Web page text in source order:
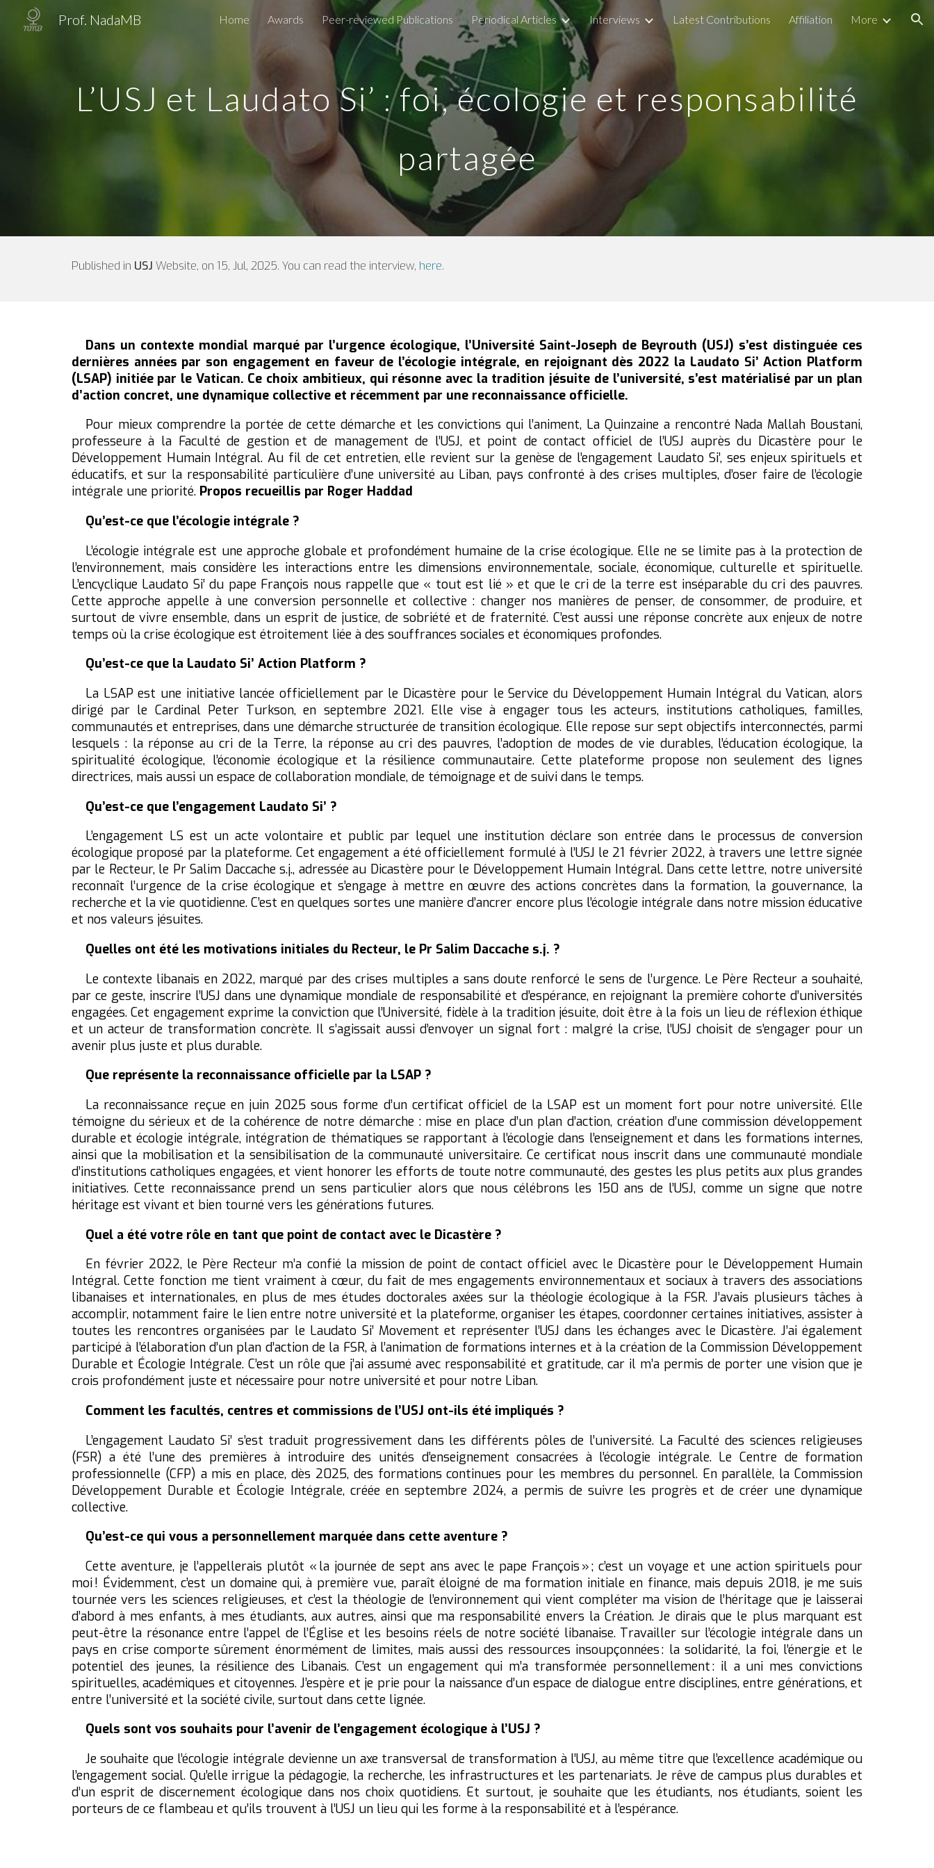
Skip to main content Skip to navigation
Prof. NadaMB Home Awards Peer-reviewed Publications Periodical Articles Interviews Latest Contributions Affiliation More
L’USJ et Laudato Si’ : foi, écologie et responsabilité
partagée
Published in USJ Website, on 15, Jul, 2025. You can read the interview, here.
Dans un contexte mondial marqué par l’urgence écologique, l’Université Saint-Joseph de Beyrouth (USJ) s’est distinguée ces
dernières années par son engagement en faveur de l’écologie intégrale, en rejoignant dès 2022 la Laudato Si’ Action Platform
(LSAP) initiée par le Vatican. Ce choix ambitieux, qui résonne avec la tradition jésuite de l’université, s’est matérialisé par un plan
d’action concret, une dynamique collective et récemment par une reconnaissance officielle.
Pour mieux comprendre la portée de cette démarche et les convictions qui l’animent, La Quinzaine a rencontré Nada Mallah Boustani,
professeure à la Faculté de gestion et de management de l’USJ, et point de contact officiel de l’USJ auprès du Dicastère pour le
Développement Humain Intégral. Au fil de cet entretien, elle revient sur la genèse de l’engagement Laudato Si’, ses enjeux spirituels et
éducatifs, et sur la responsabilité particulière d’une université au Liban, pays confronté à des crises multiples, d’oser faire de l’écologie
intégrale une priorité. Propos recueillis par Roger Haddad
Qu’est-ce que l’écologie intégrale ?
L’écologie intégrale est une approche globale et profondément humaine de la crise écologique. Elle ne se limite pas à la protection de
l’environnement, mais considère les interactions entre les dimensions environnementale, sociale, économique, culturelle et spirituelle.
L’encyclique Laudato Si’ du pape François nous rappelle que « tout est lié » et que le cri de la terre est inséparable du cri des pauvres.
Cette approche appelle à une conversion personnelle et collective : changer nos manières de penser, de consommer, de produire, et
surtout de vivre ensemble, dans un esprit de justice, de sobriété et de fraternité. C’est aussi une réponse concrète aux enjeux de notre
temps où la crise écologique est étroitement liée à des souffrances sociales et économiques profondes.
Qu’est-ce que la Laudato Si’ Action Platform ?
La LSAP est une initiative lancée officiellement par le Dicastère pour le Service du Développement Humain Intégral du Vatican, alors
dirigé par le Cardinal Peter Turkson, en septembre 2021. Elle vise à engager tous les acteurs, institutions catholiques, familles,
communautés et entreprises, dans une démarche structurée de transition écologique. Elle repose sur sept objectifs interconnectés, parmi
lesquels : la réponse au cri de la Terre, la réponse au cri des pauvres, l’adoption de modes de vie durables, l’éducation écologique, la
spiritualité écologique, l’économie écologique et la résilience communautaire. Cette plateforme propose non seulement des lignes
directrices, mais aussi un espace de collaboration mondiale, de témoignage et de suivi dans le temps.
Qu’est-ce que l’engagement Laudato Si’ ?
L’engagement LS est un acte volontaire et public par lequel une institution déclare son entrée dans le processus de conversion
écologique proposé par la plateforme. Cet engagement a été officiellement formulé à l’USJ le 21 février 2022, à travers une lettre signée
par le Recteur, le Pr Salim Daccache s.j., adressée au Dicastère pour le Développement Humain Intégral. Dans cette lettre, notre université
reconnaît l’urgence de la crise écologique et s’engage à mettre en œuvre des actions concrètes dans la formation, la gouvernance, la
recherche et la vie quotidienne. C’est en quelques sortes une manière d’ancrer encore plus l’écologie intégrale dans notre mission éducative
et nos valeurs jésuites.
Quelles ont été les motivations initiales du Recteur, le Pr Salim Daccache s.j. ?
Le contexte libanais en 2022, marqué par des crises multiples a sans doute renforcé le sens de l’urgence. Le Père Recteur a souhaité,
par ce geste, inscrire l’USJ dans une dynamique mondiale de responsabilité et d’espérance, en rejoignant la première cohorte d’universités
engagées. Cet engagement exprime la conviction que l’Université, fidèle à la tradition jésuite, doit être à la fois un lieu de réflexion éthique
et un acteur de transformation concrète. Il s’agissait aussi d’envoyer un signal fort : malgré la crise, l’USJ choisit de s’engager pour un
avenir plus juste et plus durable.
Que représente la reconnaissance officielle par la LSAP ?
La reconnaissance reçue en juin 2025 sous forme d’un certificat officiel de la LSAP est un moment fort pour notre université. Elle
témoigne du sérieux et de la cohérence de notre démarche : mise en place d’un plan d’action, création d’une commission développement
durable et écologie intégrale, intégration de thématiques se rapportant à l’écologie dans l’enseignement et dans les formations internes,
ainsi que la mobilisation et la sensibilisation de la communauté universitaire. Ce certificat nous inscrit dans une communauté mondiale
d’institutions catholiques engagées, et vient honorer les efforts de toute notre communauté, des gestes les plus petits aux plus grandes
initiatives. Cette reconnaissance prend un sens particulier alors que nous célébrons les 150 ans de l’USJ, comme un signe que notre
héritage est vivant et bien tourné vers les générations futures.
Quel a été votre rôle en tant que point de contact avec le Dicastère ?
En février 2022, le Père Recteur m’a confié la mission de point de contact officiel avec le Dicastère pour le Développement Humain
Intégral. Cette fonction me tient vraiment à cœur, du fait de mes engagements environnementaux et sociaux à travers des associations
libanaises et internationales, en plus de mes études doctorales axées sur la théologie écologique à la FSR. J’avais plusieurs tâches à
accomplir, notamment faire le lien entre notre université et la plateforme, organiser les étapes, coordonner certaines initiatives, assister à
toutes les rencontres organisées par le Laudato Si’ Movement et représenter l’USJ dans les échanges avec le Dicastère. J’ai également
participé à l’élaboration d’un plan d’action de la FSR, à l’animation de formations internes et à la création de la Commission Développement
Durable et Écologie Intégrale. C’est un rôle que j’ai assumé avec responsabilité et gratitude, car il m’a permis de porter une vision que je
crois profondément juste et nécessaire pour notre université et pour notre Liban.
Comment les facultés, centres et commissions de l’USJ ont-ils été impliqués ?
L’engagement Laudato Si’ s’est traduit progressivement dans les différents pôles de l’université. La Faculté des sciences religieuses
(FSR) a été l’une des premières à introduire des unités d’enseignement consacrées à l’écologie intégrale. Le Centre de formation
professionnelle (CFP) a mis en place, dès 2025, des formations continues pour les membres du personnel. En parallèle, la Commission
Développement Durable et Écologie Intégrale, créée en septembre 2024, a permis de suivre les progrès et de créer une dynamique
collective.
Qu’est-ce qui vous a personnellement marquée dans cette aventure ?
Cette aventure, je l’appellerais plutôt « la journée de sept ans avec le pape François » ; c’est un voyage et une action spirituels pour
moi ! Évidemment, c’est un domaine qui, à première vue, paraît éloigné de ma formation initiale en finance, mais depuis 2018, je me suis
tournée vers les sciences religieuses, et c’est la théologie de l’environnement qui vient compléter ma vision de l’héritage que je laisserai
d’abord à mes enfants, à mes étudiants, aux autres, ainsi que ma responsabilité envers la Création. Je dirais que le plus marquant est
peut-être la résonance entre l’appel de l’Église et les besoins réels de notre société libanaise. Travailler sur l’écologie intégrale dans un
pays en crise comporte sûrement énormément de limites, mais aussi des ressources insoupçonnées : la solidarité, la foi, l’énergie et le
potentiel des jeunes, la résilience des Libanais. C’est un engagement qui m’a transformée personnellement : il a uni mes convictions
spirituelles, académiques et citoyennes. J’espère et je prie pour la naissance d’un espace de dialogue entre disciplines, entre générations, et
entre l’université et la société civile, surtout dans cette lignée.
Quels sont vos souhaits pour l’avenir de l’engagement écologique à l’USJ ?
Je souhaite que l’écologie intégrale devienne un axe transversal de transformation à l’USJ, au même titre que l’excellence académique ou
l’engagement social. Qu’elle irrigue la pédagogie, la recherche, les infrastructures et les partenariats. Je rêve de campus plus durables et
d’un esprit de discernement écologique dans nos choix quotidiens. Et surtout, je souhaite que les étudiants, nos étudiants, soient les
porteurs de ce flambeau et qu’ils trouvent à l’USJ un lieu qui les forme à la responsabilité et à l’espérance.